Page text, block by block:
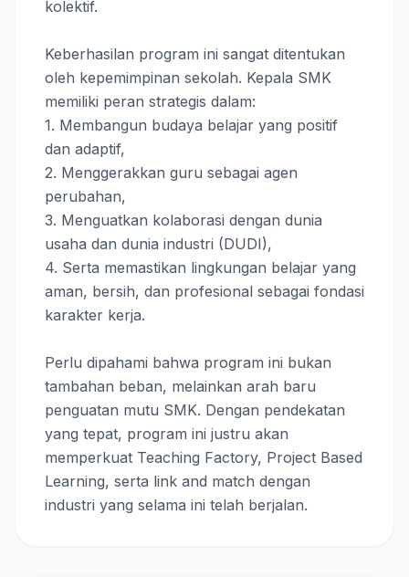
kolektif.
Keberhasilan program ini sangat ditentukan
oleh kepemimpinan sekolah. Kepala SMK
memiliki peran strategis dalam:
1. Membangun budaya belajar yang positif
dan adaptif,
2. Menggerakkan guru sebagai agen
perubahan,
3. Menguatkan kolaborasi dengan dunia
usaha dan dunia industri (DUDI),
4. Serta memastikan lingkungan belajar yang
aman, bersih, dan profesional sebagai fondasi
karakter kerja.
Perlu dipahami bahwa program ini bukan
tambahan beban, melainkan arah baru
penguatan mutu SMK. Dengan pendekatan
yang tepat, program ini justru akan
memperkuat Teaching Factory, Project Based
Learning, serta link and match dengan
industri yang selama ini telah berjalan.